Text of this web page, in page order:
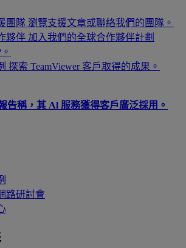
團隊 瀏覽支援文章或聯絡我們的團隊。
夥伴 加入我們的全球合作夥伴計劃
探索 TeamViewer 客戶取得的成果。
告稱，其 Al 服務獲得客戶廣泛採用。
路研討會